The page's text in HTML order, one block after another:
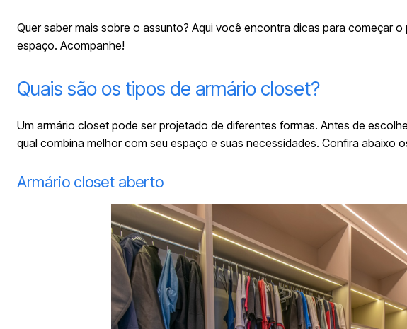
Quer saber mais sobre o assunto? Aqui você encontra dicas para começar
espaço. Acompanhe!
Quais são os tipos de armário closet?
Um armário closet pode ser projetado de diferentes formas. Antes de
qual combina melhor com seu espaço e suas necessidades. Confira abaixo
Armário closet aberto